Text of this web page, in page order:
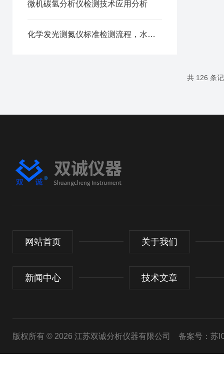
微机碳氢分析仪检测技术应用分析
化学发光测氮仪标准检测流程，水样、油样前处理技巧
共 126 条
网站首页 关于我们
新闻中心 技术文章
版权所有 © 2026 江苏双诚分析仪器有限公司 备案号：苏